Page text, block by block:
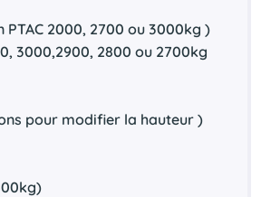
PTAC 2000, 2700 ou 3000kg )
3000,2900, 2800 ou 2700kg
pour modifier la hauteur )